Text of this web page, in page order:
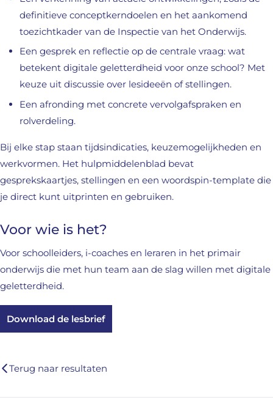
definitieve conceptkerndoelen en het aankomend
toezichtkader van de Inspectie van het Onderwijs.
Een gesprek en reflectie op de centrale vraag: wat
betekent digitale geletterdheid voor onze school? Met
keuze uit discussie over lesideeën of stellingen.
Een afronding met concrete vervolgafspraken en
rolverdeling.
Bij elke stap staan tijdsindicaties, keuzemogelijkheden en
werkvormen. Het hulpmiddelenblad bevat
gesprekskaartjes, stellingen en een woordspin-template die
je direct kunt uitprinten en gebruiken.
Voor wie is het?
Voor schoolleiders, i-coaches en leraren in het primair
onderwijs die met hun team aan de slag willen met digitale
geletterdheid.
Download de lesbrief
Terug naar resultaten